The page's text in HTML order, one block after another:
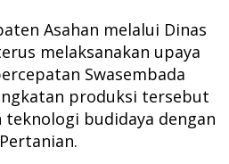
Asahan melalui Dinas
melaksanakan upaya
Swasembada
produksi tersebut
budidaya dengan